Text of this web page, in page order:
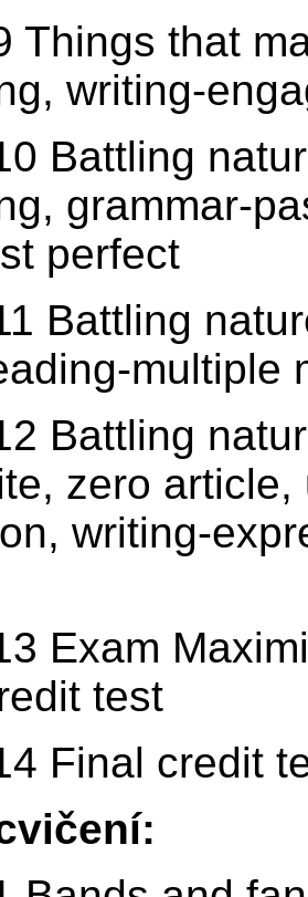
Things that
writing-
Battling
grammar-
perfect
Battling
multiple
Battling
zero
writing-
Exam
test
Final credit